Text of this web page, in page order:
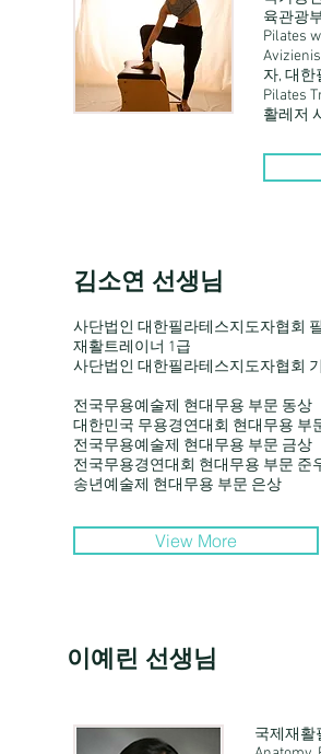
육관광
Pilates
자, 대한
Pilates
활레저
김소연 선생님
사단법인 대한필라테스지도자협회
재활트레이너 1급
사단법인 대한필라테스지도자협회
전국무용예술제 현대무용 부문 동상
대한민국 무용경연대회 현대무용 부
전국무용예술제 현대무용 부문 금상
전국무용경연대회 현대무용 부문 준
​송년예술제 현대무용 부문 은상
View More
이예린 선생님
국제재활